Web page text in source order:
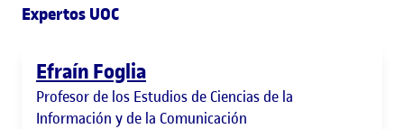
Expertos UOC
Efraín Foglia
Profesor de los Estudios de Ciencias de la
Información y de la Comunicación